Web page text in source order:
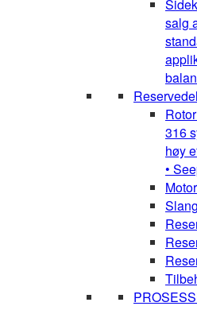
salg
316
høy
•